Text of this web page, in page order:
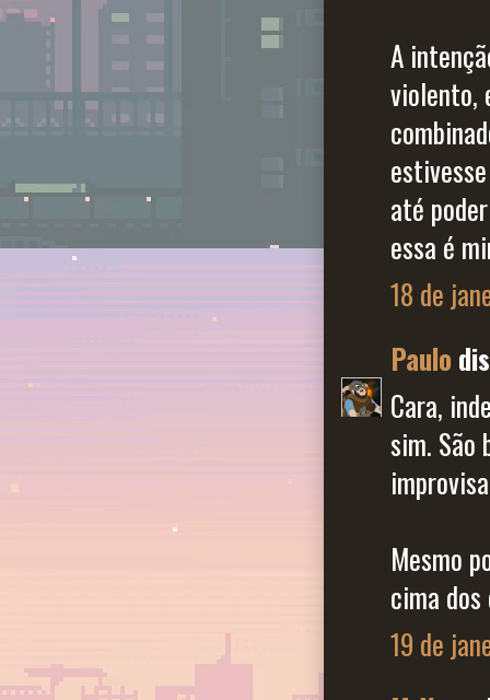
A
violento,
até
essa é
18 de
Paulo
Cara,
sim. São
Mesmo
cima
19 de